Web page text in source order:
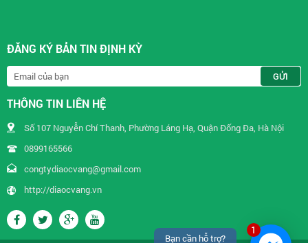
1
Bạn cần hỗ trợ?
ĐĂNG KÝ BẢN TIN ĐỊNH KỲ
THÔNG TIN LIÊN HỆ
Số 107 Nguyễn Chí Thanh, Phường Láng Hạ, Quận Đống Đa, Hà Nội
0899165566
congtydiaocvang@gmail.com
http://diaocvang.vn